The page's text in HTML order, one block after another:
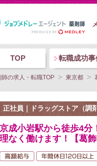
TOP 転職成功事
師の求人・転職TOP 東京都
正社員｜ドラッグストア（調
京成小岩駅から徒歩4分
理なく働けます！【葛